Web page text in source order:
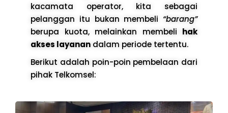
kacamata operator, kita sebagai
pelanggan itu bukan membeli “barang”
berupa kuota, melainkan membeli hak
akses layanan dalam periode tertentu.
Berikut adalah poin-poin pembelaan dari
pihak Telkomsel: